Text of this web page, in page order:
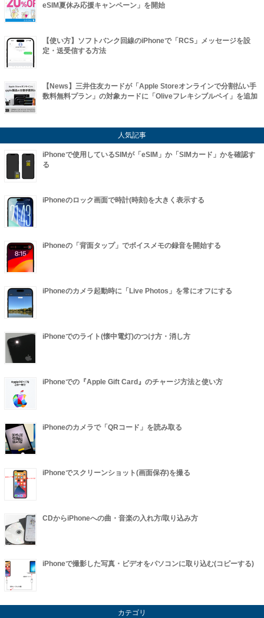
eSIM夏休み応援キャンペーン」を開始
【使い方】ソフトバンク回線のiPhoneで「RCS」メッセージを設
定・送受信する方法
【News】三井住友カードが「Apple Storeオンラインで分割払い手
数料無料プラン」の対象カードに「Oliveフレキシブルペイ」を追加
人気記事
iPhoneで使用しているSIMが「eSIM」か「SIMカード」かを確認す
る
iPhoneのロック画面で時計(時刻)を大きく表示する
iPhoneの「背面タップ」でボイスメモの録音を開始する
iPhoneのカメラ起動時に「Live Photos」を常にオフにする
iPhoneでのライト(懐中電灯)のつけ方・消し方
iPhoneでの『Apple Gift Card』のチャージ方法と使い方
iPhoneのカメラで「QRコード」を読み取る
iPhoneでスクリーンショット(画面保存)を撮る
CDからiPhoneへの曲・音楽の入れ方/取り込み方
iPhoneで撮影した写真・ビデオをパソコンに取り込む(コピーする)
カテゴリ